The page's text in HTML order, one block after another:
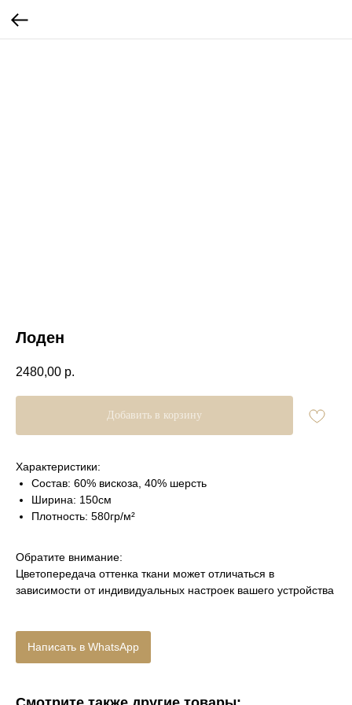
Лоден
2480,00 р.
Добавить в корзину
Характеристики:
Состав: 60% вискоза, 40% шерсть
Ширина: 150см
Плотность: 580гр/м²
Обратите внимание:
Цветопередача оттенка ткани может отличаться в
зависимости от индивидуальных настроек вашего устройства
Написать в WhatsApp